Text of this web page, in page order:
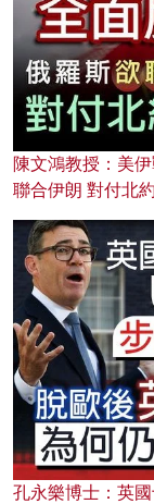
陳文鴻教授：美
聯合伊朗 對付北
孔永樂博士：英